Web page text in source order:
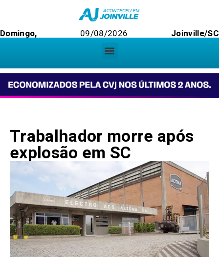
Domingo, 09/08/2026 Joinville/SC
Trabalhador morre após
explosão em SC